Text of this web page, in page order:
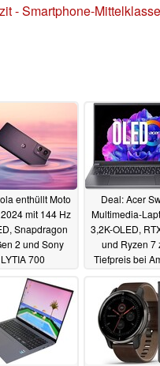
- Smartphone-
enthüllt Moto
mit 144 Hz
Snapdragon
2 und Sony
LYTIA 700
Deal: Acer
Multimedia-
3,2K-OLED,
und Ryzen 7
Tiefpreis bei